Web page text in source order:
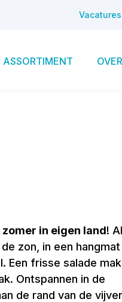
Vacatures
ASSORTIMENT
zomer in eigen land!
zon, in een
Een frisse salade
Ontspannen in de
de rand van de